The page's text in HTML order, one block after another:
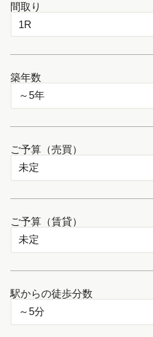
間取り
築年数
ご予算（売買）
ご予算（賃貸）
駅からの徒歩分数